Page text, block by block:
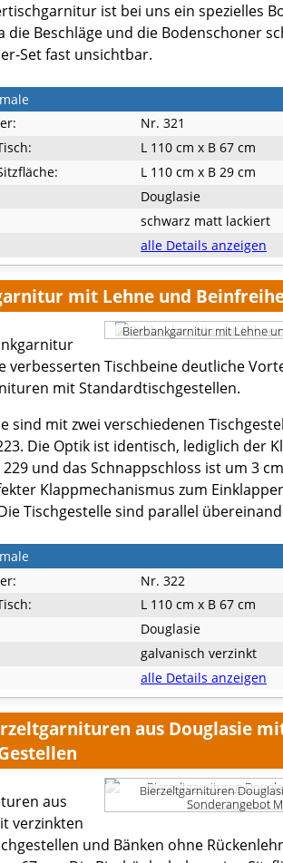
ist bei uns ein spezielles
die Beschläge und die Bodenschoner
Set fast unsichtbar.
Nr. 321
L 110 cm x B 67 cm
L 110 cm x B 29 cm
Douglasie
schwarz matt lackiert
alle Details anzeigen
mit Lehne und
Bierbankgarnitur mit Lehne
verbesserten Tischbeine deutliche
mit Standardtischgestellen.
sind mit zwei verschiedenen
Die Optik ist identisch, lediglich der
und das Schnappschloss ist um 3
Klappmechanismus zum
Tischgestelle sind parallel
Nr. 322
L 110 cm x B 67 cm
Douglasie
galvanisch verzinkt
alle Details anzeigen
aus Douglasie
Bierzeltgarnituren
Sonderangebot
aus
verzinkten
und Bänken ohne